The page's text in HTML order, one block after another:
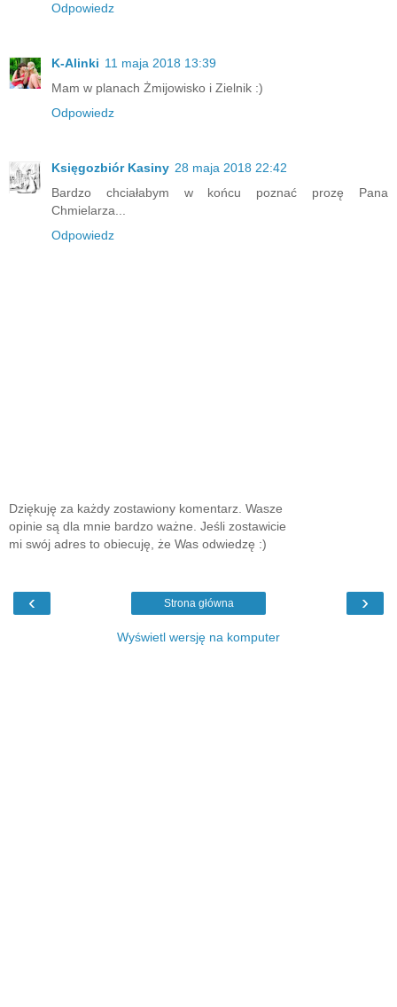
Odpowiedz
K-Alinki 11 maja 2018 13:39
Mam w planach Żmijowisko i Zielnik :)
Odpowiedz
Księgozbiór Kasiny 28 maja 2018 22:42
Bardzo chciałabym w końcu poznać prozę Pana
Chmielarza...
Odpowiedz
Dziękuję za każdy zostawiony komentarz. Wasze
opinie są dla mnie bardzo ważne. Jeśli zostawicie
mi swój adres to obiecuję, że Was odwiedzę :)
‹ ›
Strona główna
Wyświetl wersję na komputer